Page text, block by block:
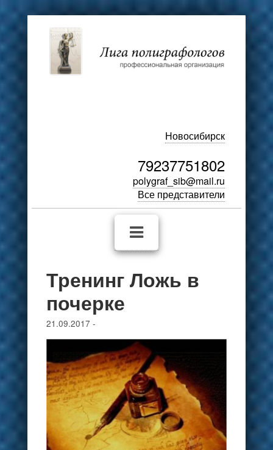
Новосибирск
79237751802
polygraf_sib@mail.ru
Все представители
Тренинг Ложь в
почерке
21.09.2017 -